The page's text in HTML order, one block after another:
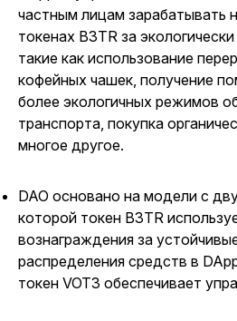
частным лицам зарабатывать
токенах B3TR за
такие как использование
кофейных чашек, получение
более экологичных режимов
транспорта, покупка
многое другое.
DAO основано на модели с
которой токен B3TR
вознаграждения за
распределения средств в
токен VOT3 обеспечивает